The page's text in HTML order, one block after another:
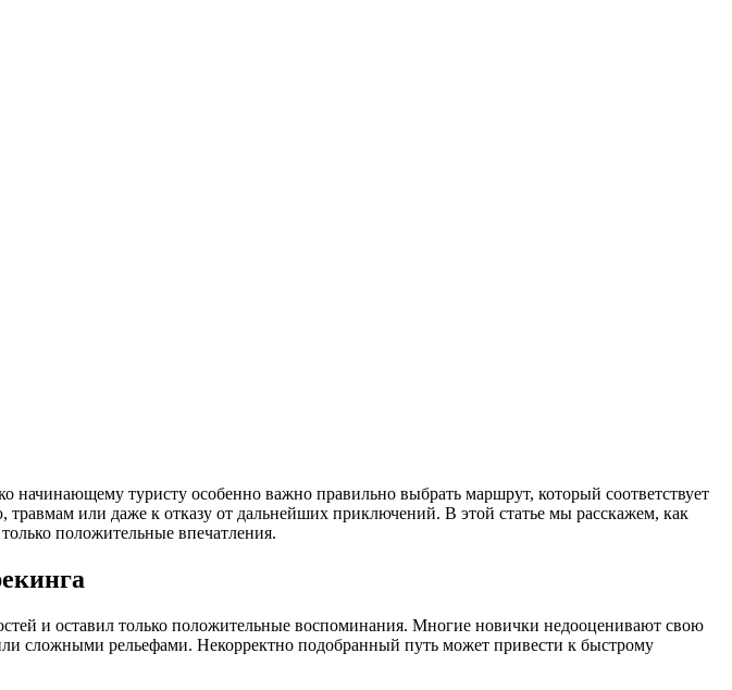
начинающему туристу особенно важно правильно выбрать маршрут, который соответствует
или даже к отказу от дальнейших приключений. В этой статье мы расскажем, как
положительные впечатления.
и оставил только положительные воспоминания. Многие новички недооценивают свою
сложными рельефами. Некорректно подобранный путь может привести к быстрому